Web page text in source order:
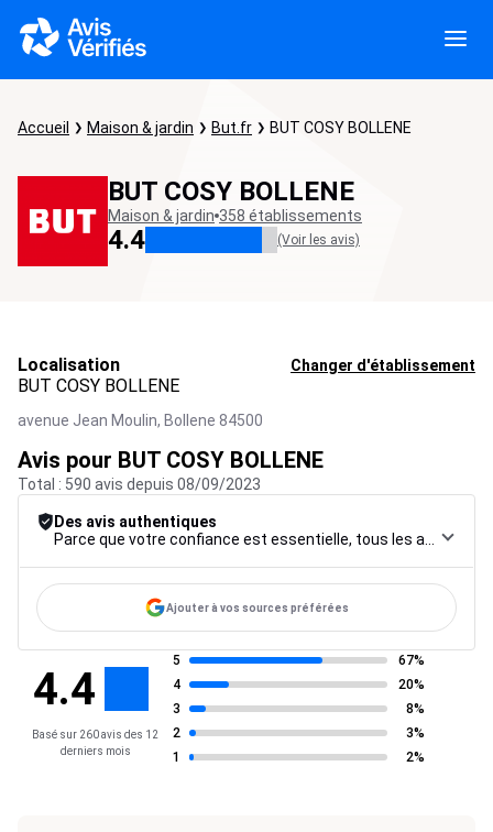
Accueil Maison & jardin But.fr BUT COSY BOLLENE
BUT COSY BOLLENE
Maison & jardin 358 établissements
4.4 (Voir les avis)
Localisation Changer d'établissement
BUT COSY BOLLENE
avenue Jean Moulin, Bollene 84500
Avis pour BUT COSY BOLLENE
Total : 590 avis depuis 08/09/2023
Des avis authentiques
Ajouter à vos sources préférées
4.4
Basé sur 260 avis des 12
derniers mois
5
67%
4
20%
3
8%
2
3%
1
2%